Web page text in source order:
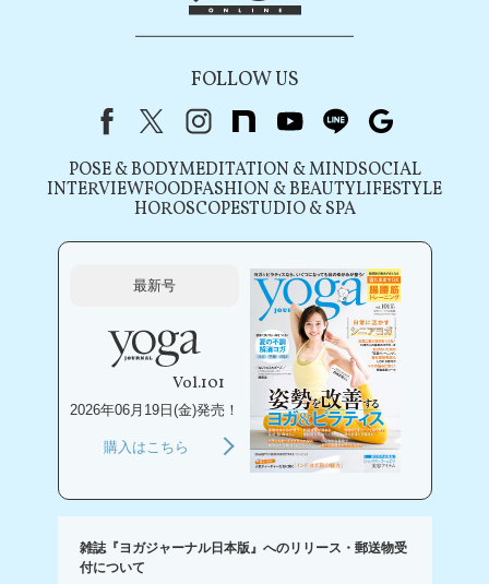
FOLLOW US
FacebookX（旧Twitter）
instagram
note youtubeline
POSE & BODYMEDITATION & MINDSOCIAL
INTERVIEWFOODFASHION & BEAUTYLIFESTYLE
HOROSCOPESTUDIO & SPA
最新号
Vol.101
2026年06月19日(金)発売！
購入はこちら
雑誌『ヨガジャーナル日本版』へのリリース・郵送物受
付について